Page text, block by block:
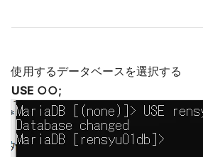
使用するデータベースを選択する
USE ○○;